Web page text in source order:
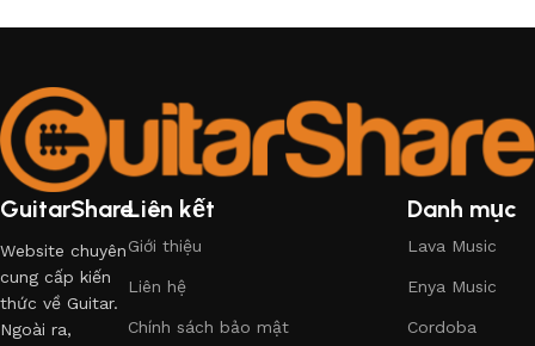
GuitarShare
Website chuyên
cung cấp kiến
thức về Guitar.
Ngoài ra,
Liên kết
Giới thiệu
Liên hệ
Chính sách bảo mật
Danh mục
Lava Music
Enya Music
Cordoba